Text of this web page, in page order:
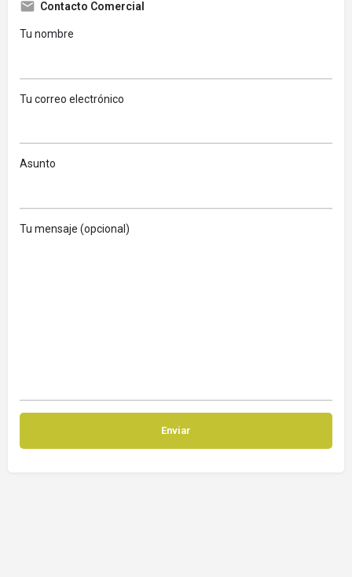
Contacto Comercial
Tu nombre
Tu correo electrónico
Asunto
Tu mensaje (opcional)